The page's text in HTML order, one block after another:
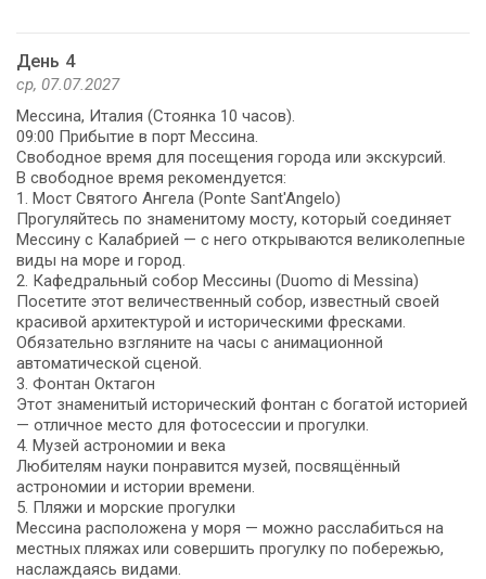
День 4
ср, 07.07.2027
Мессина, Италия (Стоянка 10 часов).
09:00 Прибытие в порт Мессина.
Свободное время для посещения города или экскурсий.
В свободное время рекомендуется:
1. Мост Святого Ангела (Ponte Sant'Angelo)
Прогуляйтесь по знаменитому мосту, который соединяет
Мессину с Калабрией — с него открываются великолепные
виды на море и город.
2. Кафедральный собор Мессины (Duomo di Messina)
Посетите этот величественный собор, известный своей
красивой архитектурой и историческими фресками.
Обязательно взгляните на часы с анимационной
автоматической сценой.
3. Фонтан Октагон
Этот знаменитый исторический фонтан с богатой историей
— отличное место для фотосессии и прогулки.
4. Музей астрономии и века
Любителям науки понравится музей, посвящённый
астрономии и истории времени.
5. Пляжи и морские прогулки
Мессина расположена у моря — можно расслабиться на
местных пляжах или совершить прогулку по побережью,
наслаждаясь видами.